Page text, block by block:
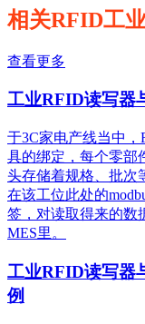
相关RFID工
查看更多
工业RFID读写器
于3C家电产线当中
具的绑定，每个零部
头存储着规格、批次
在该工位此处的
签，对读取得来的数
MES里。
工业RFID读写器
例